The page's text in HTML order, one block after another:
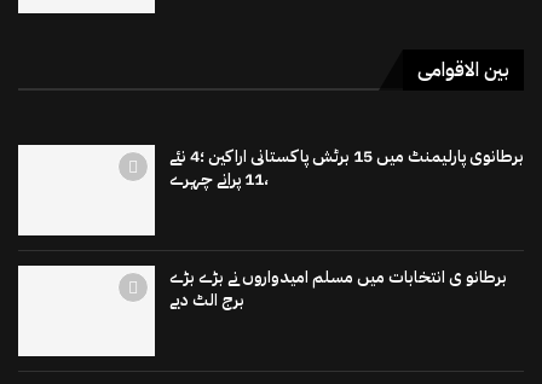
بین الاقوامی
برطانوی پارلیمنٹ میں 15 برٹش پاکستانی اراکین ؛4 نئے
،11 پرانے چہرے
برطانو ی انتخابات میں مسلم امیدواروں نے بڑے بڑے
برج الٹ دیے